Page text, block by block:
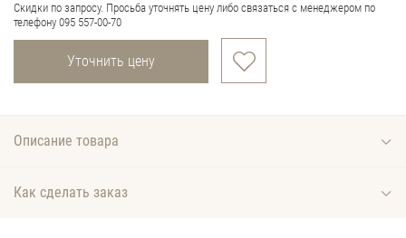
Скидки по запросу. Просьба уточнять цену либо связаться с менеджером по
телефону 095 557-00-70
Уточнить цену
Описание товара
Как сделать заказ